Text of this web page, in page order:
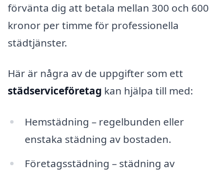
förvänta dig att betala mellan 300 och 600
kronor per timme för professionella
städtjänster.
Här är några av de uppgifter som ett
städserviceföretag kan hjälpa till med:
Hemstädning – regelbunden eller
enstaka städning av bostaden.
Företagsstädning – städning av